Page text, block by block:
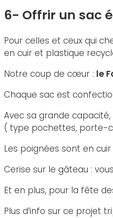
6- Offrir un sac
Pour celles et ceux qui
en cuir et plastique
Notre coup de cœur : le
Chaque sac est
Avec sa grande
( type pochettes, porte-
Les poignées sont en
Cerise sur le gâteau :
Et en plus, pour la fête
Plus d’info sur ce projet